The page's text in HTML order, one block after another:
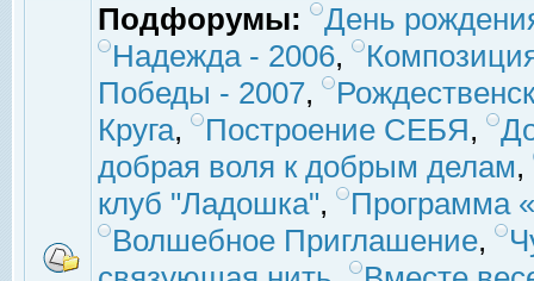
Подфорумы:
День
Надежда - 2006,
Победы - 2007,
Круга, Построение СЕБЯ,
добрая воля к добрым делам,
клуб "Ладошка",
Программа
Волшебное Приглашение,